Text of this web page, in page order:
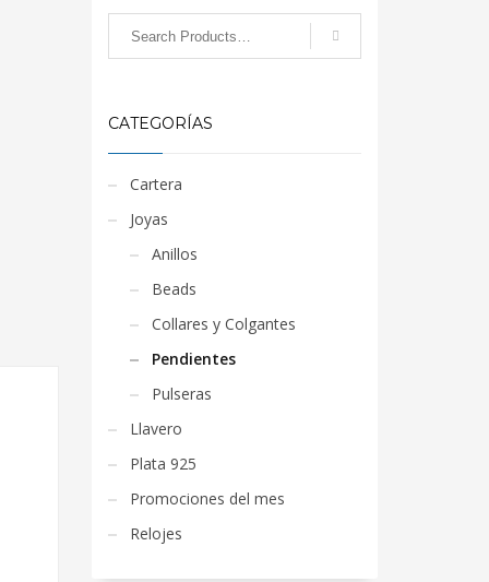
CATEGORÍAS
Cartera
Joyas
Anillos
Beads
Collares y Colgantes
Pendientes
Pulseras
Llavero
Plata 925
Promociones del mes
Relojes